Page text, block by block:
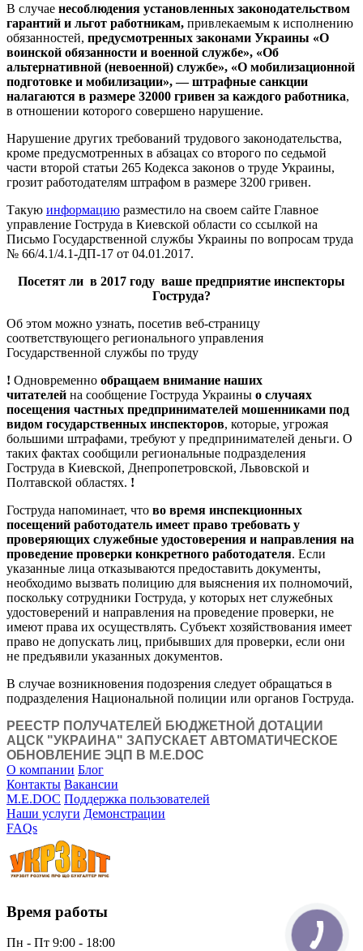
В случае несоблюдения установленных законодательством
гарантий и льгот работникам, привлекаемым к исполнению
обязанностей, предусмотренных законами Украины «О
воинской обязанности и военной службе», «Об
альтернативной (невоенной) службе», «О мобилизационной
подготовке и мобилизации», — штрафные санкции
налагаются в размере 32000 гривен за каждого работника,
в отношении которого совершено нарушение.
Нарушение других требований трудового законодательства,
кроме предусмотренных в абзацах со второго по седьмой
части второй статьи 265 Кодекса законов о труде Украины,
грозит работодателям штрафом в размере 3200 гривен.
Такую информацию разместило на своем сайте Главное
управление Гоструда в Киевской области со ссылкой на
Письмо Государственной службы Украины по вопросам труда
№ 66/4.1/4.1-ДП-17 от 04.01.2017.
Посетят ли в 2017 году ваше предприятие инспекторы
Гоструда?
Об этом можно узнать, посетив веб-страницу
соответствующего регионального управления
Государственной службы по труду
! Одновременно обращаем внимание наших
читателей на сообщение Гоструда Украины о случаях
посещения частных предпринимателей мошенниками под
видом государственных инспекторов, которые, угрожая
большими штрафами, требуют у предпринимателей деньги. О
таких фактах сообщили региональные подразделения
Гоструда в Киевской, Днепропетровской, Львовской и
Полтавской областях. !
Гоструда напоминает, что во время инспекционных
посещений работодатель имеет право требовать у
проверяющих служебные удостоверения и направления на
проведение проверки конкретного работодателя. Если
указанные лица отказываются предоставить документы,
необходимо вызвать полицию для выяснения их полномочий,
поскольку сотрудники Гоструда, у которых нет служебных
удостоверений и направления на проведение проверки, не
имеют права их осуществлять. Субъект хозяйствования имеет
право не допускать лиц, прибывших для проверки, если они
не предъявили указанных документов.
В случае возникновения подозрения следует обращаться в
подразделения Национальной полиции или органов Гоструда.
РЕЕСТР ПОЛУЧАТЕЛЕЙ БЮДЖЕТНОЙ ДОТАЦИИ
АЦСК "УКРАИНА" ЗАПУСКАЕТ АВТОМАТИЧЕСКОЕ
ОБНОВЛЕНИЕ ЭЦП В M.E.DOC
О компании Блог
Контакты Вакансии
M.E.DOC Поддержка пользователей
Наши услуги Демонстрации
FAQs
Время работы
Пн - Пт 9:00 - 18:00